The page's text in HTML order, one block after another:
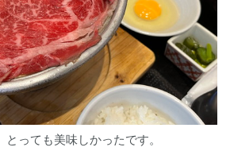
っても美味しかったです。